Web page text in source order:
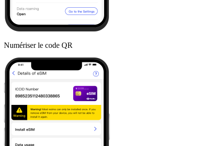
Numériser le code QR